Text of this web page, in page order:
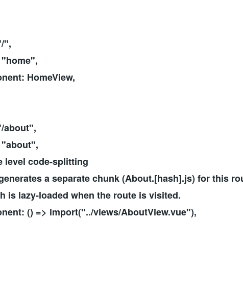
",
HomeView,
code-splitting
a separate chunk (About.[hash].js) for this
lazy-loaded when the route is visited.
() => import("../views/AboutView.vue"),